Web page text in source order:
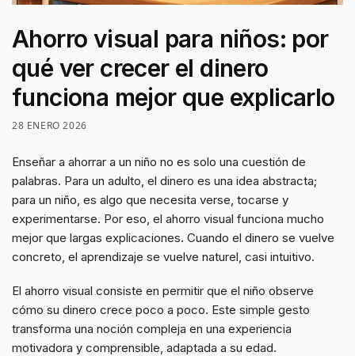
Ahorro visual para niños: por
qué ver crecer el dinero
funciona mejor que explicarlo
28 ENERO 2026
Enseñar a ahorrar a un niño no es solo una cuestión de
palabras. Para un adulto, el dinero es una idea abstracta;
para un niño, es algo que necesita verse, tocarse y
experimentarse. Por eso, el ahorro visual funciona mucho
mejor que largas explicaciones. Cuando el dinero se vuelve
concreto, el aprendizaje se vuelve naturel, casi intuitivo.
El ahorro visual consiste en permitir que el niño observe
cómo su dinero crece poco a poco. Este simple gesto
transforma una noción compleja en una experiencia
motivadora y comprensible, adaptada a su edad.